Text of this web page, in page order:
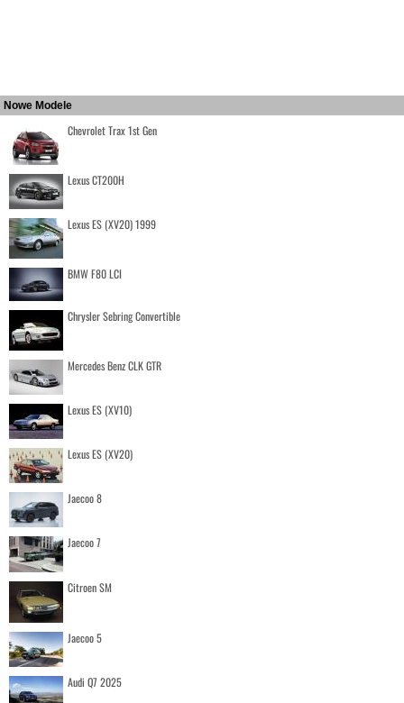
Nowe Modele
Chevrolet Trax 1st Gen
Lexus CT200H
Lexus ES (XV20) 1999
BMW F80 LCI
Chrysler Sebring Convertible
Mercedes Benz CLK GTR
Lexus ES (XV10)
Lexus ES (XV20)
Jaecoo 8
Jaecoo 7
Citroen SM
Jaecoo 5
Audi Q7 2025